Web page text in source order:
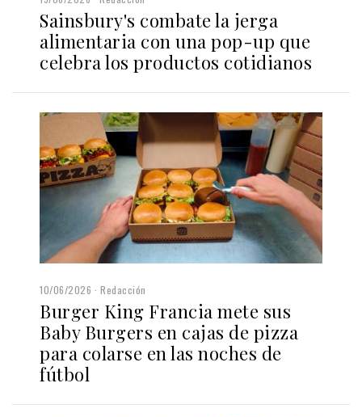
Sainsbury's combate la jerga
alimentaria con una pop-up que
celebra los productos cotidianos
10/06/2026 Redacción
Burger King Francia mete sus
Baby Burgers en cajas de pizza
para colarse en las noches de
fútbol